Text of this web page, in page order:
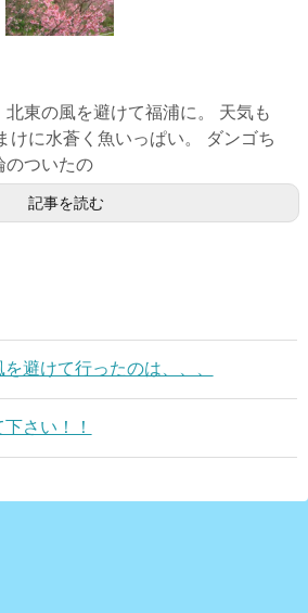
東の風を避けて福浦に。 天気も
けに水蒼く魚いっぱい。 ダンゴち
のついたの
記事を読む
けて行ったのは、、、
さい！！